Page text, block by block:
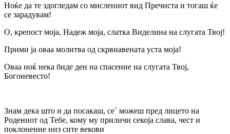
Ноќе да те здогледам со мислениот вид Пречиста и тогаш ќе
се зарадувам!
О, крепост моја, Надеж моја, слатка Виделина на слугата Твој!
Прими ја оваа молитва од скрвнавената уста моја!
Оваа ноќ нека биде ден на спасение на слугата Твој,
Богоневесто!
Знам дека што и да посакаш, се` можеш пред лицето на
Родениот од Тебе, кому му приличи секоја слава, чест и
поклонение низ сите векови